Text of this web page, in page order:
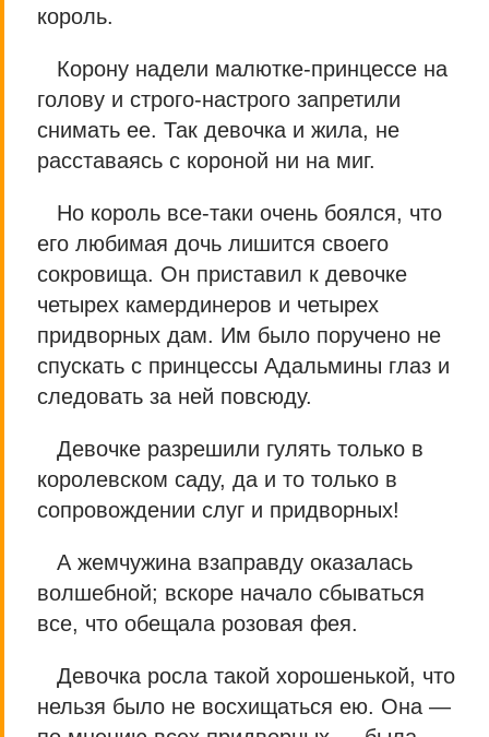
король.
Корону надели малютке-принцессе на
голову и строго-настрого запретили
снимать ее. Так девочка и жила, не
расставаясь с короной ни на миг.
Но король все-таки очень боялся, что
его любимая дочь лишится своего
сокровища. Он приставил к девочке
четырех камердинеров и четырех
придворных дам. Им было поручено не
спускать с принцессы Адальмины глаз и
следовать за ней повсюду.
Девочке разрешили гулять только в
королевском саду, да и то только в
сопровождении слуг и придворных!
А жемчужина взаправду оказалась
волшебной; вскоре начало сбываться
все, что обещала розовая фея.
Девочка росла такой хорошенькой, что
нельзя было не восхищаться ею. Она —